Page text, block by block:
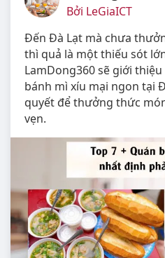
Bởi LeGiaICT
Đến Đà Lạt mà chưa
thì quả là một thiếu sót
LamDong360 sẽ giới
bánh mì xíu mại ngon tại
quyết để thưởng thức
vẹn.